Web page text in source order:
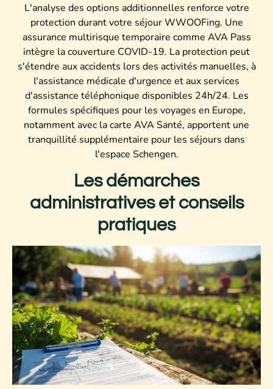
L'analyse des options additionnelles renforce votre
protection durant votre séjour WWOOFing. Une
assurance multirisque temporaire comme AVA Pass
intègre la couverture COVID-19. La protection peut
s'étendre aux accidents lors des activités manuelles, à
l'assistance médicale d'urgence et aux services
d'assistance téléphonique disponibles 24h/24. Les
formules spécifiques pour les voyages en Europe,
notamment avec la carte AVA Santé, apportent une
tranquillité supplémentaire pour les séjours dans
l'espace Schengen.
Les démarches
administratives et conseils
pratiques